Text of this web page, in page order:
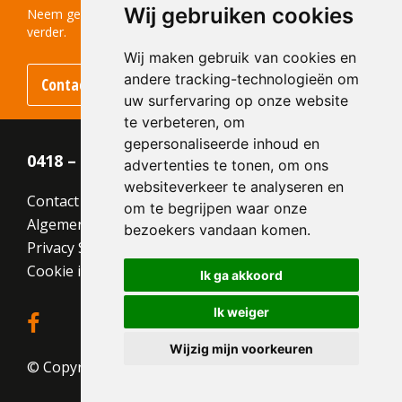
Wij gebruiken cookies
Wij maken gebruik van cookies en
andere tracking-technologieën om
uw surfervaring op onze website
te verbeteren, om
gepersonaliseerde inhoud en
advertenties te tonen, om ons
websiteverkeer te analyseren en
om te begrijpen waar onze
bezoekers vandaan komen.
Ik ga akkoord
Ik weiger
Wijzig mijn voorkeuren
Kleur:
Oranje
Neem gerust contact met ons op! We helpen u graag
verder.
Contact opnemen
0418 – 55 22 21
Contact
Algemene voorwaarden
Privacy Statement
Cookie instellingen
© Copyright 2026